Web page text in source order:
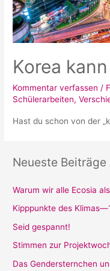
Korea
Kommentar verfassen /
Schülerarbeiten,
Hast du schon von der
Neueste Beiträge
Warum wir alle Ecosia
Kipppunkte des
Seid gespannt!
Stimmen zur
Das Gendersternchen